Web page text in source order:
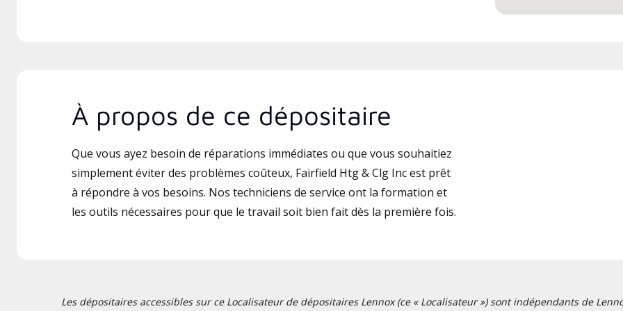
À propos de ce dépositaire
Que vous ayez besoin de réparations immédiates ou que vous souhaitiez
simplement éviter des problèmes coûteux, Fairfield Htg & Clg Inc est prêt
à répondre à vos besoins. Nos techniciens de service ont la formation et
les outils nécessaires pour que le travail soit bien fait dès la première fois.
Les dépositaires accessibles sur ce Localisateur de dépositaires Lennox (ce « Localisateur ») sont indépendants de